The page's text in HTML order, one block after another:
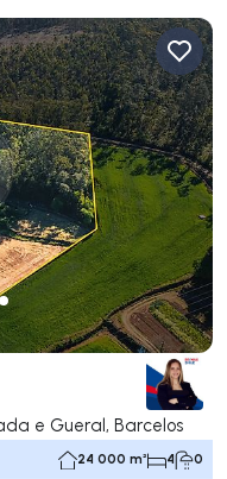
e Gueral, Barcelos
24 000 m² 4 0